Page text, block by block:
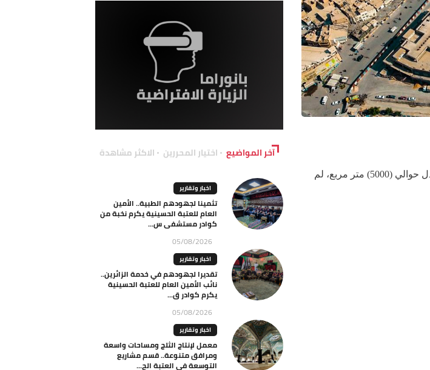
في هذا الفضاء الذي امتد على مساحة (1200) متر مربع، وعلى أربعة أدوار، بما يعادل حوالي (5000) متر مربع، لم
آخر المواضيع اختيار المحررين الاكثر مشاهدة
اخبار وتقارير
تثمينا لجهودهم الطبية.. الأمين
العام للعتبة الحسينية يكرم نخبة من
كوادر مستشفى س...
05/08/2026
اخبار وتقارير
تقديرا لجهودهم في خدمة الزائرين..
نائب الأمين العام للعتبة الحسينية
يكرم كوادر ق...
05/08/2026
اخبار وتقارير
معمل لإنتاج الثلج ومساحات واسعة
ومرافق متنوعة.. قسم مشاريع
التوسعة في العتبة الح...